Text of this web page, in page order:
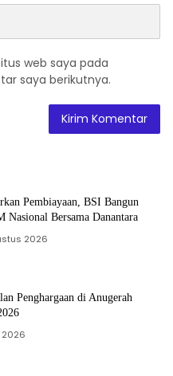
web saya pada
saya berikutnya.
Pembiayaan, BSI Bangun
Nasional Bersama Danantara
2026
Penghargaan di Anugerah
2026